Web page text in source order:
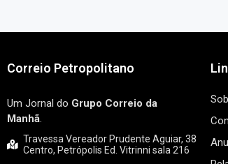
Correio Petropolitano
Um Jornal do Grupo Correio da
Manhã.
Travessa Vereador Prudente Aguiar, 38
Centro, Petrópolis Ed. Vitrinni sala 216